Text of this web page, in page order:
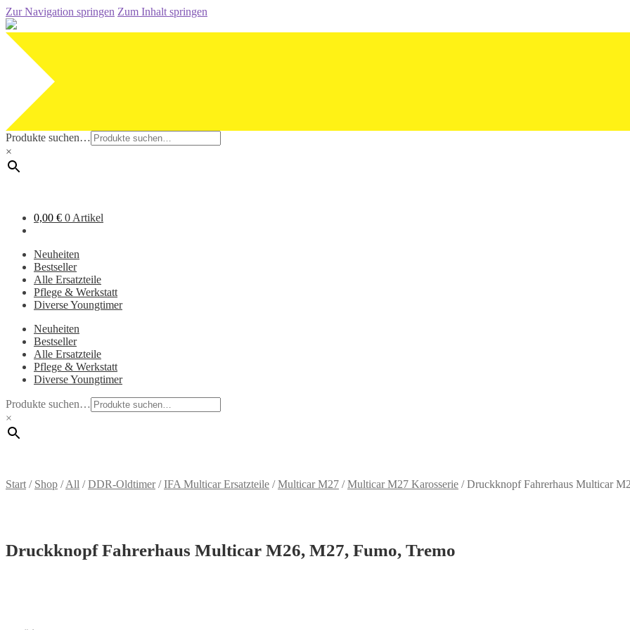
Zur Navigation springen Zum Inhalt springen
Produkte suchen…
×
0,00 € 0 Artikel
Neuheiten
Bestseller
Alle Ersatzteile
Pflege & Werkstatt
Diverse Youngtimer
Neuheiten
Bestseller
Alle Ersatzteile
Pflege & Werkstatt
Diverse Youngtimer
Produkte suchen…
×
Start / Shop /All /DDR-Oldtimer/IFA Multicar Ersatzteile /Multicar M27 /Multicar M27 Karosserie /Druckknopf Fahrerhaus Multicar
Druckknopf Fahrerhaus Multicar M26, M27, Fumo, Tremo